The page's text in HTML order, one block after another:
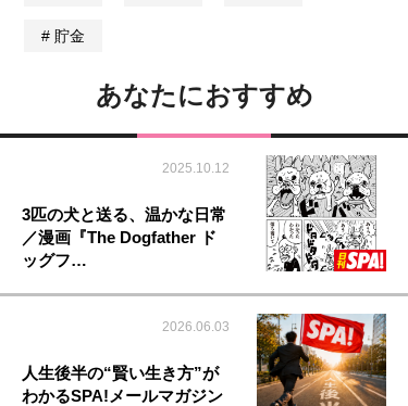
貯金
あなたにおすすめ
2025.10.12
3匹の犬と送る、温かな日常
／漫画『The Dogfather ド
ッグフ…
2026.06.03
人生後半の“賢い生き方”が
わかるSPA!メールマガジン